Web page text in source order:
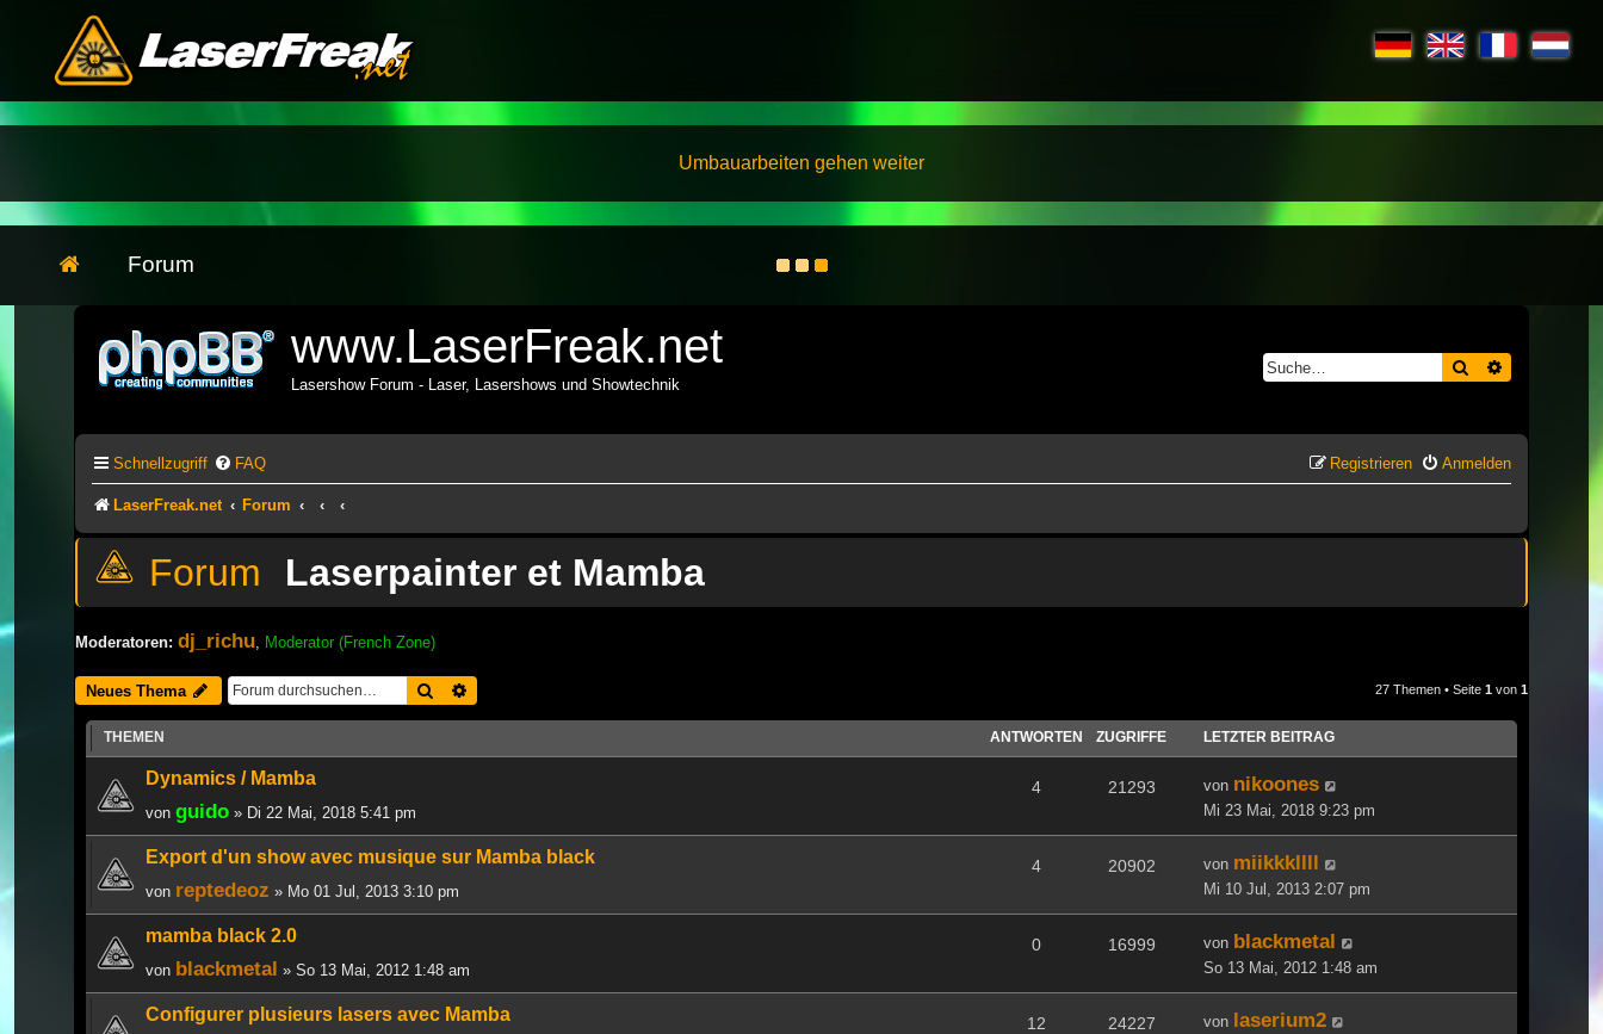
Umbauarbeiten gehen weiter
Forum
www.LaserFreak.net
Lasershow Forum - Laser, Lasershows und Showtechnik
Suche
Schnellzugriff FAQ Anmelden
Registrieren
LaserFreak.net Forum
Laserpainter et Mamba
Moderatoren: dj_richu Moderator (French Zone)
Neues Thema Suche 27 Themen • Seite 1 von 1
THEMEN ANTWORTEN ZUGRIFFE LETZTER BEITRAG
Dynamics / Mamba
von guido » Di 22 Mai, 2018 5:41 pm
4 21293 von nikoones
Mi 23 Mai, 2018 9:23 pm
Export d'un show avec musique sur Mamba black
von reptedeoz » Mo 01 Jul, 2013 3:10 pm
4 20902 von miikkkllll
Mi 10 Jul, 2013 2:07 pm
mamba black 2.0
von blackmetal » So 13 Mai, 2012 1:48 am
0 16999 von blackmetal
So 13 Mai, 2012 1:48 am
Configurer plusieurs lasers avec Mamba 12 24227 von laserium2